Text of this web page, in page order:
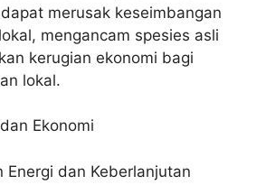
merusak keseimbangan
mengancam spesies asli
kerugian ekonomi bagi
lokal.
Ekonomi
Energi dan Keberlanjutan